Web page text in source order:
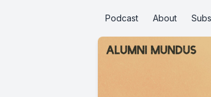
Podcast About